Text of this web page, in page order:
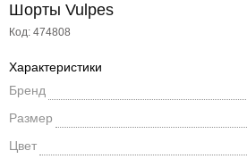
Шорты Vulpes
Код: 474808
Характеристики
Бренд
Размер
Цвет